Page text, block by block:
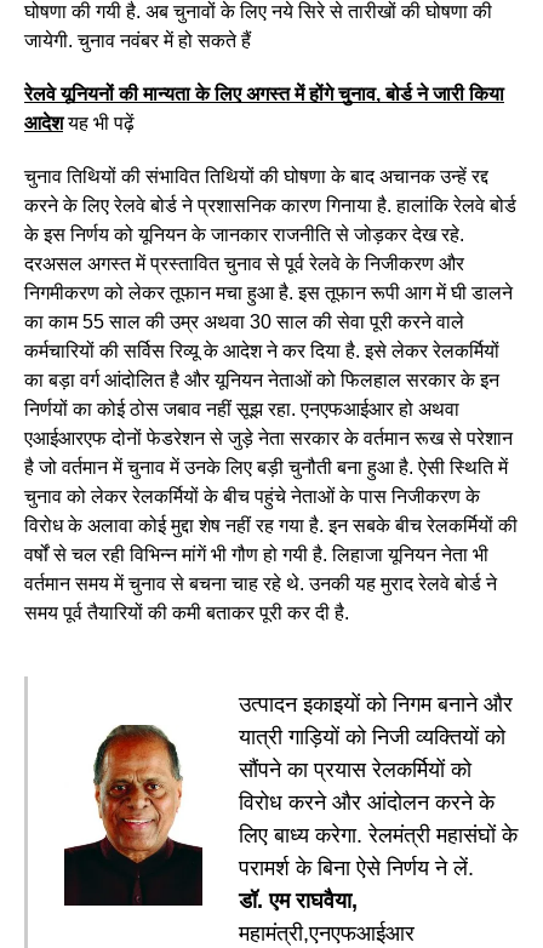
घोषणा की गयी है. अब चुनावों के लिए नये सिरे से तारीखों की घोषणा की
जायेगी. चुनाव नवंबर में हो सकते हैं
रेलवे यूनियनों की मान्यता के लिए अगस्त में होंगे चुनाव, बोर्ड ने जारी किया
आदेशयह भी पढ़ें
चुनाव तिथियों की संभावित तिथियों की घोषणा के बाद अचानक उन्हें रद्द
करने के लिए रेलवे बोर्ड ने प्रशासनिक कारण गिनाया है. हालांकि रेलवे बोर्ड
के इस निर्णय को यूनियन के जानकार राजनीति से जोड़कर देख रहे.
दरअसल अगस्त में प्रस्तावित चुनाव से पूर्व रेलवे के निजीकरण और
निगमीकरण को लेकर तूफान मचा हुआ है. इस तूफान रूपी आग में घी डालने
का काम 55 साल की उम्र अथवा 30 साल की सेवा पूरी करने वाले
कर्मचारियों की सर्विस रिव्यू के आदेश ने कर दिया है. इसे लेकर रेलकर्मियों
का बड़ा वर्ग आंदोलित है और यूनियन नेताओं को फिलहाल सरकार के इन
निर्णयों का कोई ठोस जबाव नहीं सूझ रहा. एनएफआईआर हो अथवा
एआईआरएफ दोनों फेडरेशन से जुड़े नेता सरकार के वर्तमान रूख से परेशान
है जो वर्तमान में चुनाव में उनके लिए बड़ी चुनौती बना हुआ है. ऐसी स्थिति में
चुनाव को लेकर रेलकर्मियों के बीच पहुंचे नेताओं के पास निजीकरण के
विरोध के अलावा कोई मुद्दा शेष नहीं रह गया है. इन सबके बीच रेलकर्मियों की
वर्षों से चल रही विभिन्न मांगें भी गौण हो गयी है. लिहाजा यूनियन नेता भी
वर्तमान समय में चुनाव से बचना चाह रहे थे. उनकी यह मुराद रेलवे बोर्ड ने
समय पूर्व तैयारियों की कमी बताकर पूरी कर दी है.
उत्पादन इकाइयों को निगम बनाने और
यात्री गाड़ियों को निजी व्यक्तियों को
सौंपने का प्रयास रेलकर्मियों को
विरोध करने और आंदोलन करने के
लिए बाध्य करेगा. रेलमंत्री महासंघों के
परामर्श के बिना ऐसे निर्णय ने लें.
डॉ. एम राघवैया,
महामंत्री,एनएफआईआर